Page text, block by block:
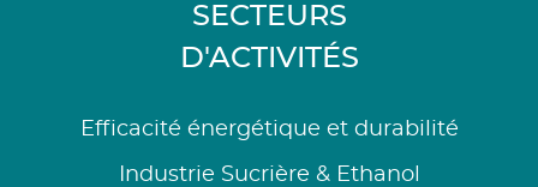
SECTEURS
D'ACTIVITÉS
Efficacité énergétique et durabilité
Industrie Sucrière & Ethanol